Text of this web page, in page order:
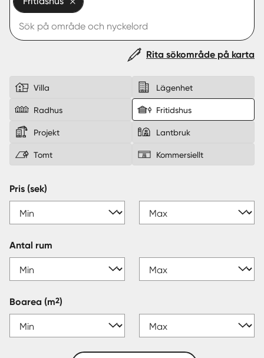
Logga in
Rita sökområde på karta
Villa Lägenhet
Radhus Fritidshus
Projekt Lantbruk
Tomt Kommersiellt
Pris (sek)
Antal rum
Boarea (m2)